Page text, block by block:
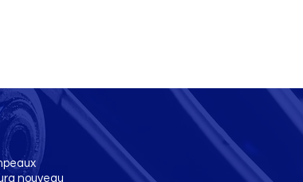
nouveau